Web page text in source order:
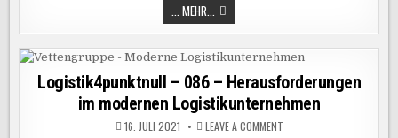
... MEHR... LOGISTIK4PUNKTNULL
–
087
–
DIE
VON
1PL
BIS
5PL-
LOGISTIK
Logistik4punktnull – 086 – Herausforderungen
im modernen Logistikunternehmen
16. JULI 2021 LEAVE A COMMENTON